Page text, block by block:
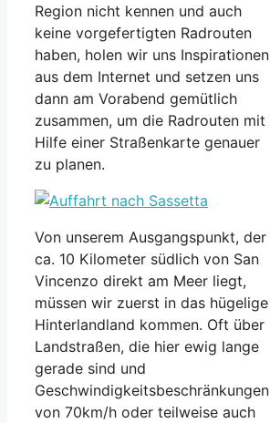
Region nicht kennen und auch
keine vorgefertigten Radrouten
haben, holen wir uns Inspirationen
aus dem Internet und setzen uns
dann am Vorabend gemütlich
zusammen, um die Radrouten mit
Hilfe einer Straßenkarte genauer
zu planen.
Von unserem Ausgangspunkt, der
ca. 10 Kilometer südlich von San
Vincenzo direkt am Meer liegt,
müssen wir zuerst in das hügelige
Hinterlandland kommen. Oft über
Landstraßen, die hier ewig lange
gerade sind und
Geschwindigkeitsbeschränkungen
von 70km/h oder teilweise auch